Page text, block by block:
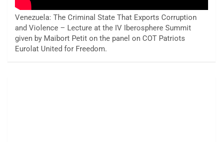
Venezuela: The Criminal State That Exports Corruption
and Violence – Lecture at the IV Iberosphere Summit
given by Maibort Petit on the panel on COT Patriots
Eurolat United for Freedom.